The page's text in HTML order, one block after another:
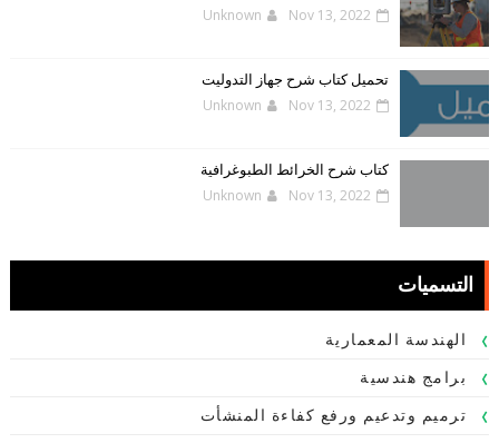
Unknown Nov 13, 2022
تحميل كتاب شرح جهاز التدوليت
Unknown Nov 13, 2022
كتاب شرح الخرائط الطبوغرافية
Unknown Nov 13, 2022
التسميات
الهندسة المعمارية
برامج هندسية
ترميم وتدعيم ورفع كفاءة المنشأت